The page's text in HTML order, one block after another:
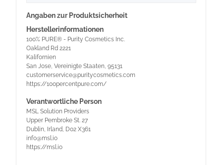
Angaben zur Produktsicherheit
Herstellerinformationen
100% PURE® - Purity Cosmetics Inc.
Oakland Rd 2221
Kalifornien
San Jose, Vereinigte Staaten, 95131
customerservice@puritycosmetics.com
https://100percentpure.com/
Verantwortliche Person
MSL Solution Providers
Upper Pembroke St. 27
Dublin, Irland, D02 X361
info@msl.io
https://msl.io